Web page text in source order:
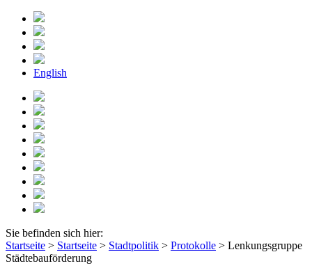
English
Sie befinden sich hier:
Startseite > Startseite > Stadtpolitik > Protokolle > Lenkungsgruppe
Städtebauförderung